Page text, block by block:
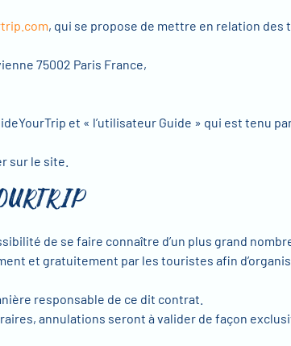
, qui se propose de mettre en relation des
75002 Paris France,
et « l’utilisateur Guide » qui est tenu
sur le site.
de se faire connaître d’un plus grand
et gratuitement par les touristes afin
responsable de ce dit contrat.
annulations seront à valider de façon